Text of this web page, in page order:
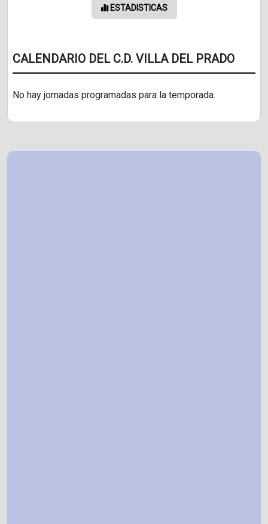
ESTADISTICAS
CALENDARIO DEL C.D. VILLA DEL PRADO
No hay jornadas programadas para la temporada.